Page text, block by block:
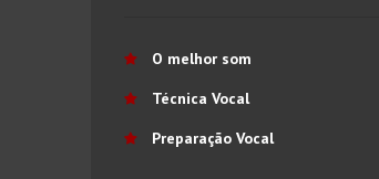
O melhor som
Técnica Vocal
Preparação Vocal